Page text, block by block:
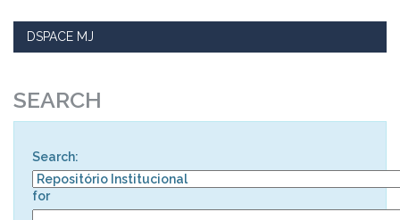
DSPACE MJ
SEARCH
Search:
for